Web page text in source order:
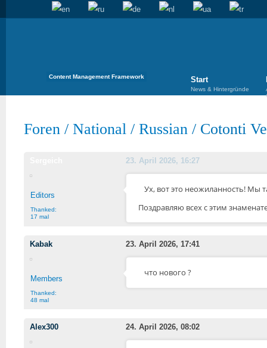
Content Management Framework Start
News & Hintergründe
Foren / National / Russian / Cotonti
23. April 2026, 16:27
Editors
Thanked:
17 mal
Ух, вот это неожиланность! Мы
Поздравляю всех с этим
Kabak 23. April 2026, 17:41
Members
Thanked:
48 mal
что нового ?
Alex300 24. April 2026, 08:02